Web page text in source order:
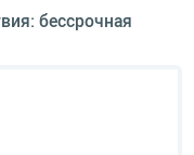
бессрочная